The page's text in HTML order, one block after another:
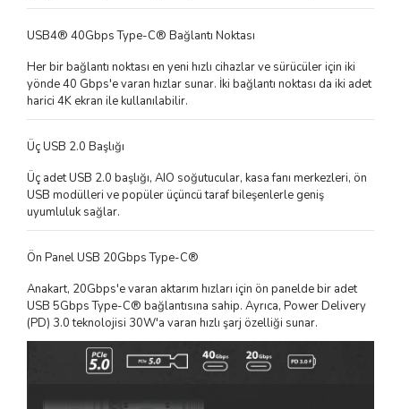
USB4® 40Gbps Type-C® Bağlantı Noktası
Her bir bağlantı noktası en yeni hızlı cihazlar ve sürücüler için iki
yönde 40 Gbps'e varan hızlar sunar. İki bağlantı noktası da iki adet
harici 4K ekran ile kullanılabilir.
Üç USB 2.0 Başlığı
Üç adet USB 2.0 başlığı, AIO soğutucular, kasa fanı merkezleri, ön
USB modülleri ve popüler üçüncü taraf bileşenlerle geniş
uyumluluk sağlar.
Ön Panel USB 20Gbps Type-C®
Anakart, 20Gbps'e varan aktarım hızları için ön panelde bir adet
USB 5Gbps Type-C® bağlantısına sahip. Ayrıca, Power Delivery
(PD) 3.0 teknolojisi 30W'a varan hızlı şarj özelliği sunar.